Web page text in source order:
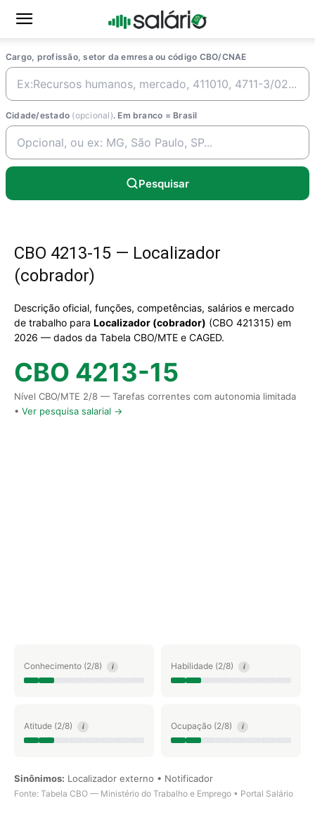
Cargo, profissão, setor da emresa ou código CBO/CNAE
Cidade/estado (opcional). Em branco = Brasil
Pesquisar
CBO 4213-15 — Localizador
(cobrador)
Descrição oficial, funções, competências, salários e mercado
de trabalho para Localizador (cobrador) (CBO 421315) em
2026 — dados da Tabela CBO/MTE e CAGED.
CBO 4213-15
Nível CBO/MTE 2/8 — Tarefas correntes com autonomia limitada
• Ver pesquisa salarial →
Conhecimento (2/8) i Habilidade (2/8) i
Atitude (2/8) i Ocupação (2/8) i
Sinônimos: Localizador externo • Notificador
Fonte: Tabela CBO — Ministério do Trabalho e Emprego • Portal Salário